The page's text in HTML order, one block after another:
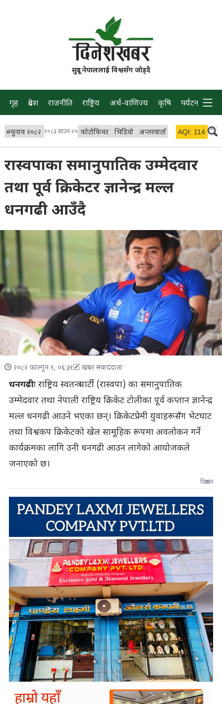
सुदूर नेपाललाई विश्वसँग जोड्दै
गृह प्रदेश राजनीति राष्ट्रिय अर्थ-वाणिज्य कृषि पर्यटन प्रवास
#चुनाव २०८२ २०८३ साउन २५ फोटोफिचर भिडियो अन्तरवार्ता विचार/ब्लग
AQI: 114
रास्वपाका समानुपातिक उम्मेदवार
तथा पूर्व क्रिकेटर ज्ञानेन्द्र मल्ल
धनगढी आउँदै
२०८२ फाल्गुन १, ०६:३१ खबर संवाददाता
धनगढीःराष्ट्रिय स्वतन्त्र पार्टी (रास्वपा) का समानुपातिक
उम्मेदवार तथा नेपाली राष्ट्रिय क्रिकेट टोलीका पूर्व कप्तान ज्ञानेन्द्र
मल्ल धनगढी आउने भएका छन्। क्रिकेटप्रेमी युवाहरूसँग भेटघाट
तथा विश्वकप क्रिकेटको खेल सामूहिक रूपमा अवलोकन गर्ने
कार्यक्रमका लागि उनी धनगढी आउन लागेको आयोजकले
जनाएको छ।
विज्ञापन